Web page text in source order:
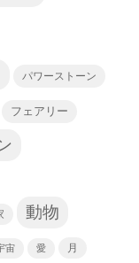
パワーストーン
フェアリー
動物
宙 愛 月